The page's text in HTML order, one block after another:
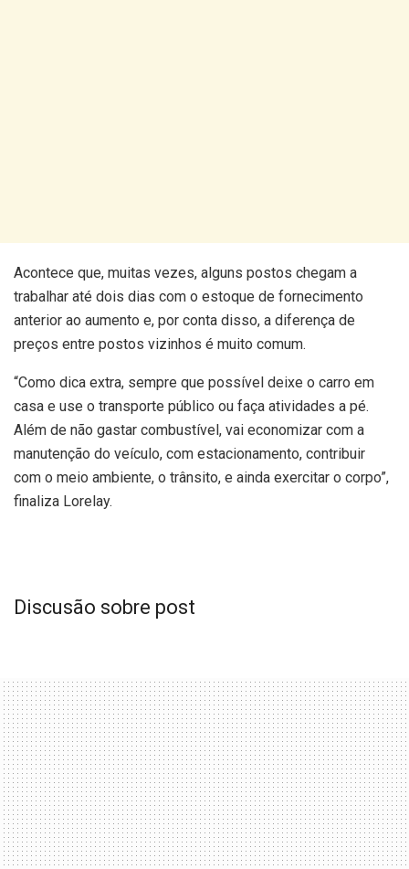
Acontece que, muitas vezes, alguns postos chegam a
trabalhar até dois dias com o estoque de fornecimento
anterior ao aumento e, por conta disso, a diferença de
preços entre postos vizinhos é muito comum.
“Como dica extra, sempre que possível deixe o carro em
casa e use o transporte público ou faça atividades a pé.
Além de não gastar combustível, vai economizar com a
manutenção do veículo, com estacionamento, contribuir
com o meio ambiente, o trânsito, e ainda exercitar o corpo”,
finaliza Lorelay.
Discusão sobre post